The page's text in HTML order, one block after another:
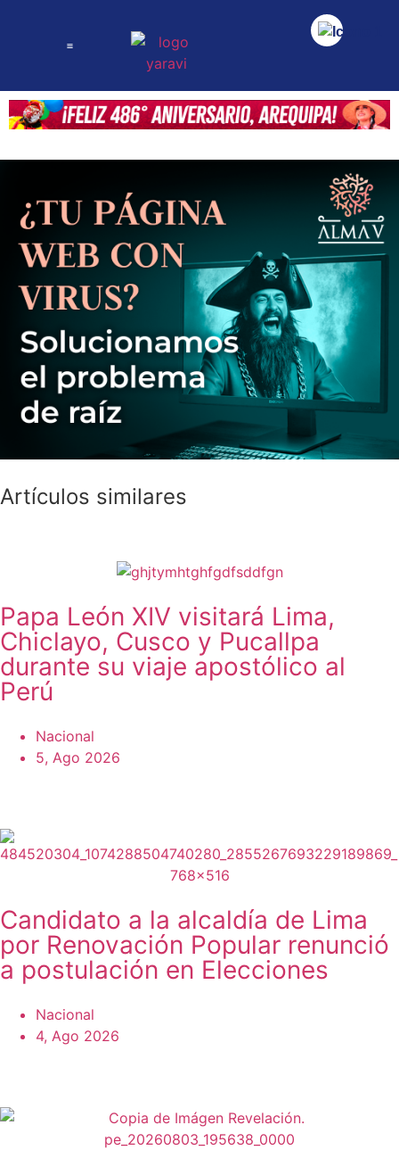
Artículos similares
Papa León XIV visitará Lima,
Chiclayo, Cusco y Pucallpa
durante su viaje apostólico al
Perú
Nacional
5, Ago 2026
Candidato a la alcaldía de Lima
por Renovación Popular renunció
a postulación en Elecciones
Nacional
4, Ago 2026